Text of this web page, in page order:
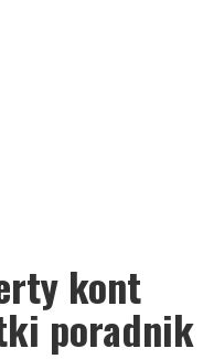
kont
poradnik